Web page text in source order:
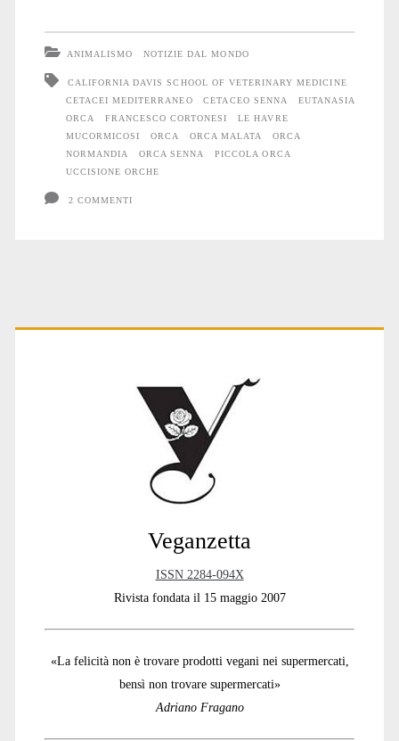
entrata
nella
Senna
e
ANIMALISMO NOTIZIE DAL MONDO
CALIFORNIA DAVIS SCHOOL OF VETERINARY MEDICINE
CETACEI MEDITERRANEO
CETACEO SENNA
EUTANASIA
ORCA
FRANCESCO CORTONESI
LE HAVRE
MUCORMICOSI
ORCA ORCA MALATA
ORCA
NORMANDIA
ORCA SENNA
PICCOLA ORCA
UCCISIONE ORCHE
2 COMMENTI
Primary
Veganzetta
ISSN 2284-094X
Rivista fondata il 15 maggio 2007
«La felicità non è trovare prodotti vegani nei supermercati,
bensì non trovare supermercati»
Adriano Fragano